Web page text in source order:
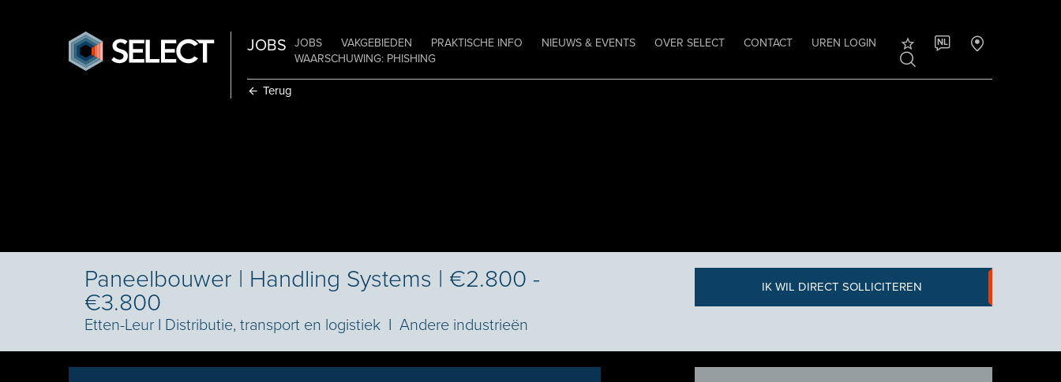
JOBS JOBS VAKGEBIEDEN PRAKTISCHE INFO NIEUWS & EVENTS OVER SELECT CONTACT
UREN LOGIN
WAARSCHUWING: PHISHING
NL
Terug
Paneelbouwer | Handling Systems | €2.800 -
€3.800
Etten-Leur I Distributie, transport en logistiek I Andere industrieën
IK WIL DIRECT SOLLICITEREN